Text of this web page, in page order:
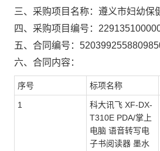
三、采购项目名称： 遵义市妇幼保
四、采购项目编号：
五、合同编号：
六、合同内容：
序号 标项名称
1
科大讯飞 XF-DX-
T310E PDA/掌上
电脑 语音转写电
子书阅读器 墨水